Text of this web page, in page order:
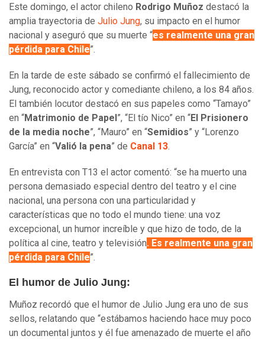
Este domingo, el actor chileno Rodrigo Muñoz destacó la
amplia trayectoria de Julio Jung, su impacto en el humor
nacional y aseguró que su muerte “es realmente una gran
pérdida para Chile”.
En la tarde de este sábado se confirmó el fallecimiento de
Jung, reconocido actor y comediante chileno, a los 84 años.
El también locutor destacó en sus papeles como “Tamayo”
en “Matrimonio de Papel”, “El tío Nico” en “El Prisionero
de la media noche”, “Mauro” en “Semidios” y “Lorenzo
García” en “Valió la pena” de Canal 13.
En entrevista con T13 el actor comentó: “se ha muerto una
persona demasiado especial dentro del teatro y el cine
nacional, una persona con una particularidad y
características que no todo el mundo tiene: una voz
excepcional, un humor increíble y que hizo de todo, de la
política al cine, teatro y televisión. Es realmente una gran
pérdida para Chile”.
El humor de Julio Jung:
Muñoz recordó que el humor de Julio Jung era uno de sus
sellos, relatando que “estábamos haciendo hace muy poco
un documental juntos y él fue amenazado de muerte el año